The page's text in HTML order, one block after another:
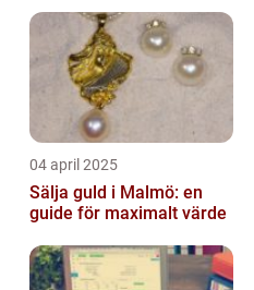
04 april 2025
Sälja guld i Malmö: en
guide för maximalt värde